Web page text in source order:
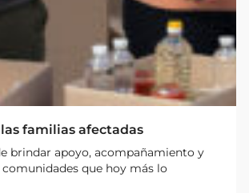
familias afectadas
brindar apoyo, acompañamiento y
comunidades que hoy más lo